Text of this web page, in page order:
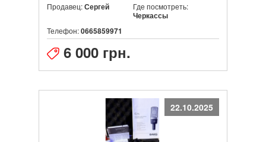
Продавец:Сергей
Где посмотреть:
Черкассы
Телефон:0665859971
6 000 грн.
22.10.2025